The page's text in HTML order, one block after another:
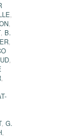
,
,
, B.
,
,
,
, G.
,